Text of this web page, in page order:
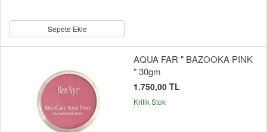
Sepete Ekle
AQUA FAR " BAZOOKA PINK
" 30gm
1.750,00 TL
Kritik Stok